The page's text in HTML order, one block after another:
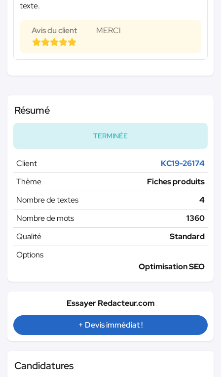
texte.
Avis du client MERCI
Résumé
TERMINÉE
Client
KC19-26174
Thème
Fiches produits
Nombre de textes
4
Nombre de mots
1360
Qualité
Standard
Options
Optimisation SEO
Essayer Redacteur.com
+ Devis immédiat !
Candidatures